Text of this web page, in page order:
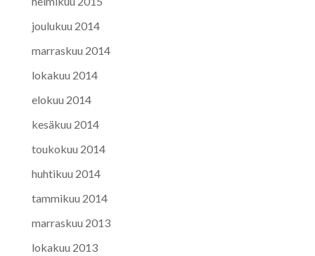
joulukuu 2014
marraskuu 2014
lokakuu 2014
elokuu 2014
kesäkuu 2014
toukokuu 2014
huhtikuu 2014
tammikuu 2014
marraskuu 2013
lokakuu 2013